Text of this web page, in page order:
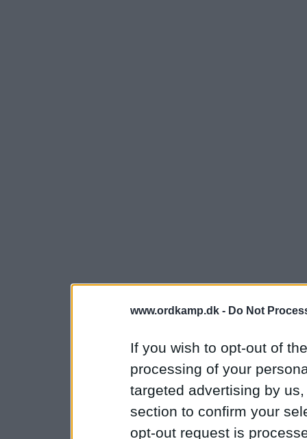
www.ordkamp.dk - Do Not
If you wish to opt-out of
processing of your
targeted advertising by
section to confirm your
opt-out request is